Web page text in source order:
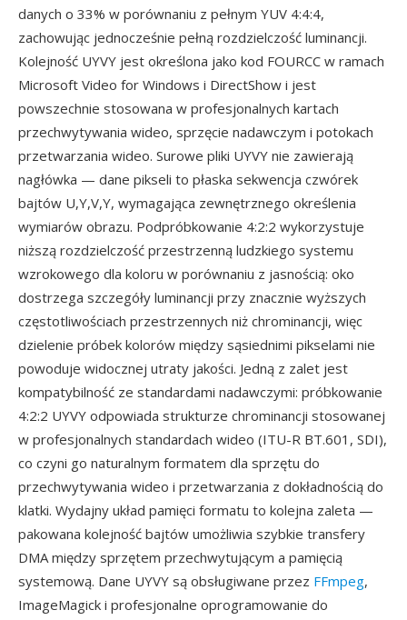
danych o 33% w porównaniu z pełnym YUV 4:4:4,
zachowując jednocześnie pełną rozdzielczość luminancji.
Kolejność UYVY jest określona jako kod FOURCC w ramach
Microsoft Video for Windows i DirectShow i jest
powszechnie stosowana w profesjonalnych kartach
przechwytywania wideo, sprzęcie nadawczym i potokach
przetwarzania wideo. Surowe pliki UYVY nie zawierają
nagłówka — dane pikseli to płaska sekwencja czwórek
bajtów U,Y,V,Y, wymagająca zewnętrznego określenia
wymiarów obrazu. Podpróbkowanie 4:2:2 wykorzystuje
niższą rozdzielczość przestrzenną ludzkiego systemu
wzrokowego dla koloru w porównaniu z jasnością: oko
dostrzega szczegóły luminancji przy znacznie wyższych
częstotliwościach przestrzennych niż chrominancji, więc
dzielenie próbek kolorów między sąsiednimi pikselami nie
powoduje widocznej utraty jakości. Jedną z zalet jest
kompatybilność ze standardami nadawczymi: próbkowanie
4:2:2 UYVY odpowiada strukturze chrominancji stosowanej
w profesjonalnych standardach wideo (ITU-R BT.601, SDI),
co czyni go naturalnym formatem dla sprzętu do
przechwytywania wideo i przetwarzania z dokładnością do
klatki. Wydajny układ pamięci formatu to kolejna zaleta —
pakowana kolejność bajtów umożliwia szybkie transfery
DMA między sprzętem przechwytującym a pamięcią
systemową. Dane UYVY są obsługiwane przez FFmpeg,
ImageMagick i profesjonalne oprogramowanie do